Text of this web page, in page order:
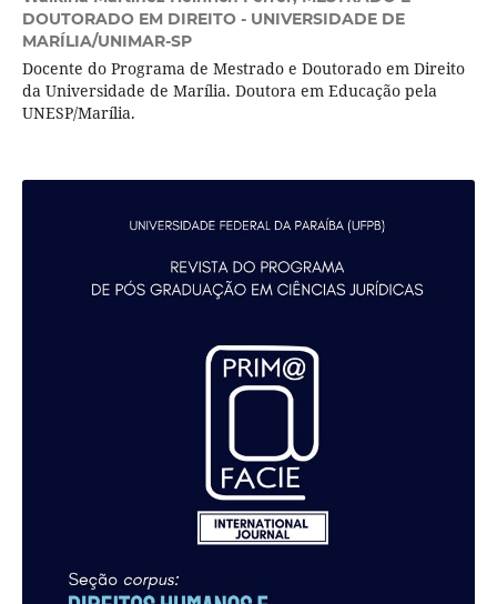
DOUTORADO EM DIREITO - UNIVERSIDADE DE
MARÍLIA/UNIMAR-SP
Docente do Programa de Mestrado e Doutorado em Direito
da Universidade de Marília. Doutora em Educação pela
UNESP/Marília.